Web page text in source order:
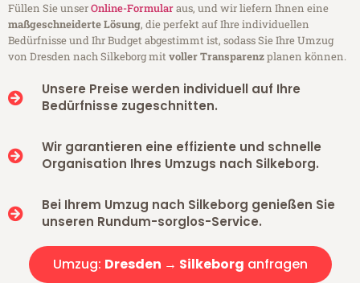
Füllen Sie unserOnline-Formularaus, und wir liefern Ihnen eine
maßgeschneiderte Lösung, die perfekt auf Ihre individuellen
Bedürfnisse und Ihr Budget abgestimmt ist, sodass Sie Ihre Umzug
von Dresden nach Silkeborg mitvoller Transparenzplanen können.
Unsere Preise werden individuell auf Ihre
Bedürfnisse zugeschnitten.
Wir garantieren eine effiziente und schnelle
Organisation Ihres Umzugs nach Silkeborg.
Bei Ihrem Umzug nach Silkeborg genießen Sie
unseren Rundum-sorglos-Service.
Umzug: Dresden → Silkeborg anfragen